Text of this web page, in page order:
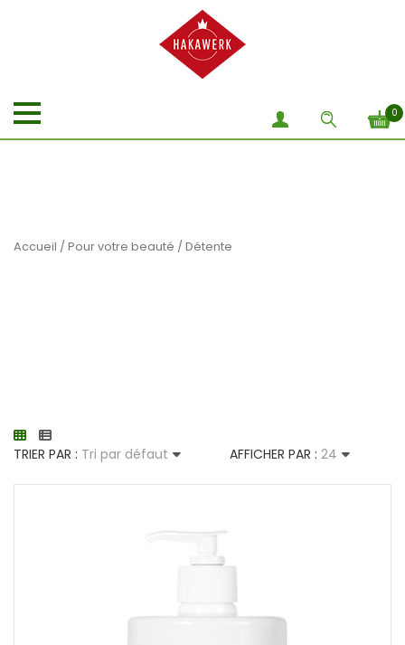
0
Accueil / Pour votre beauté / Détente
TRIER PAR : Tri par défaut AFFICHER PAR : 24